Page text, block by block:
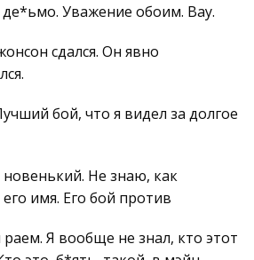
де*ьмо. Уважение обоим. Вау.
сдался. Он явно
бой, что я видел за долгое
новенький. Не знаю, как
имя. Его бой против
Я вообще не знал, кто этот